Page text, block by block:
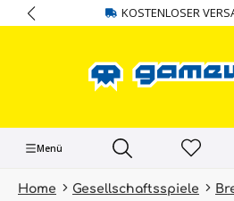
springen KOSTENLOSER
Menü
Home Gesellschaftsspiele